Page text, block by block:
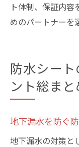
ト体制、保証内
めのパートナーを
防水シー
ント総まと
地下漏水を防ぐ
地下漏水の対策と